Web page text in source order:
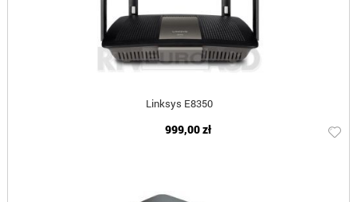
Linksys E8350
999,00 zł